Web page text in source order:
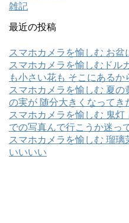
雑記
最近の投稿
スマホカメラを愉しむ お盆
スマホカメラを愉しむドル
も小さい花も そこにあるか
スマホカメラを愉しむ 夏の
の実が 随分大きくなってき
スマホカメラを愉しむ 鬼
での写真んで行こうか迷っ
スマホカメラを愉しむ 瑠
いいいい